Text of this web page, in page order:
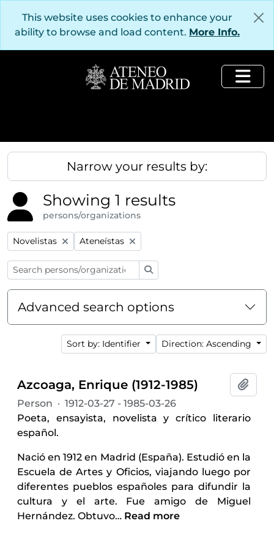
This website uses cookies to enhance your
ability to browse and load content. More Info.
Narrow your results by:
Showing 1 results
persons/organizations
Remove filter:
Novelistas Remove filter:
Ateneístas
Advanced search options
Sort by: Identifier Direction: Ascending
Azcoaga, Enrique (1912-1985)
Person · 1912-03-27 - 1985-03-26
Poeta, ensayista, novelista y crítico literario
español.
Nació en 1912 en Madrid (España). Estudió en la
Escuela de Artes y Oficios, viajando luego por
diferentes pueblos españoles para difundir la
cultura y el arte. Fue amigo de Miguel
Hernández. Obtuvo… Read more